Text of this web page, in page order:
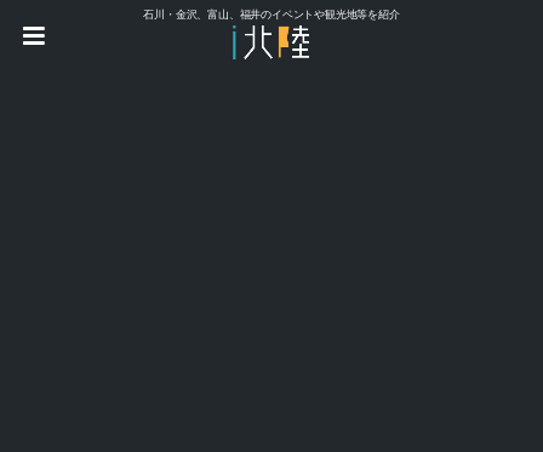
石川・金沢、富山、福井のイベントや観光地等を紹介